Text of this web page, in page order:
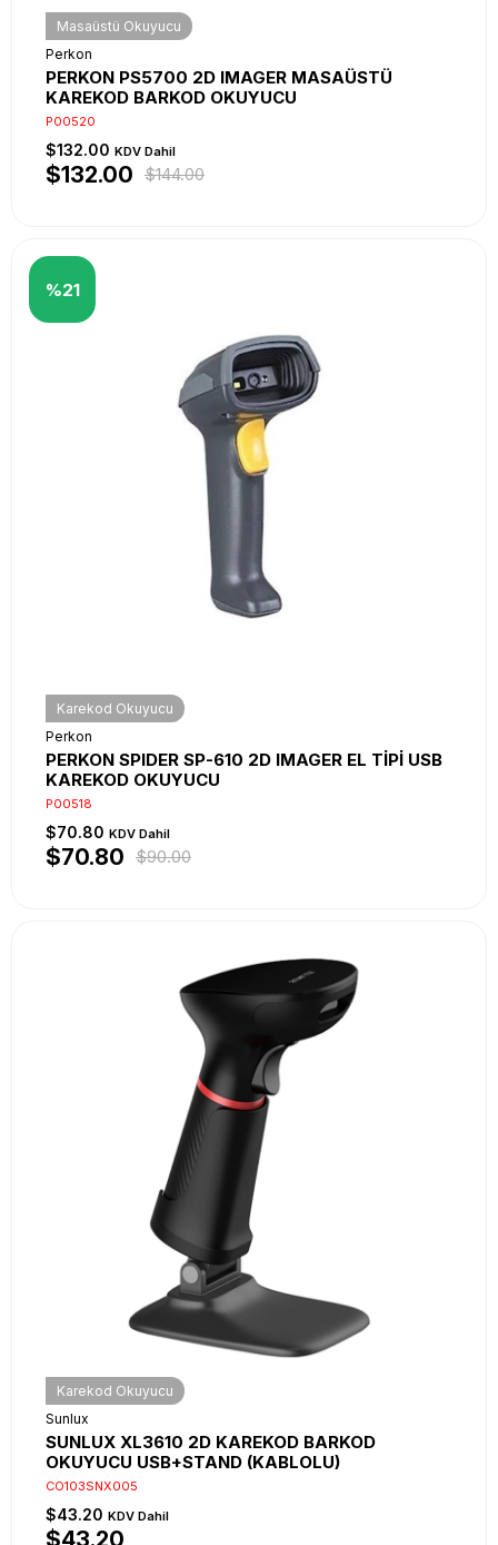
Masaüstü Okuyucu
Perkon
PERKON PS5700 2D IMAGER MASAÜSTÜ
KAREKOD BARKOD OKUYUCU
P00520
$132.00 KDV Dahil
$132.00 $144.00
Karekod Okuyucu
Perkon
PERKON SPIDER SP-610 2D IMAGER EL TİPİ USB
KAREKOD OKUYUCU
P00518
$70.80 KDV Dahil
$70.80 $90.00
%21
Karekod Okuyucu
Sunlux
SUNLUX XL3610 2D KAREKOD BARKOD
OKUYUCU USB+STAND (KABLOLU)
CO103SNX005
$43.20 KDV Dahil
$43.20